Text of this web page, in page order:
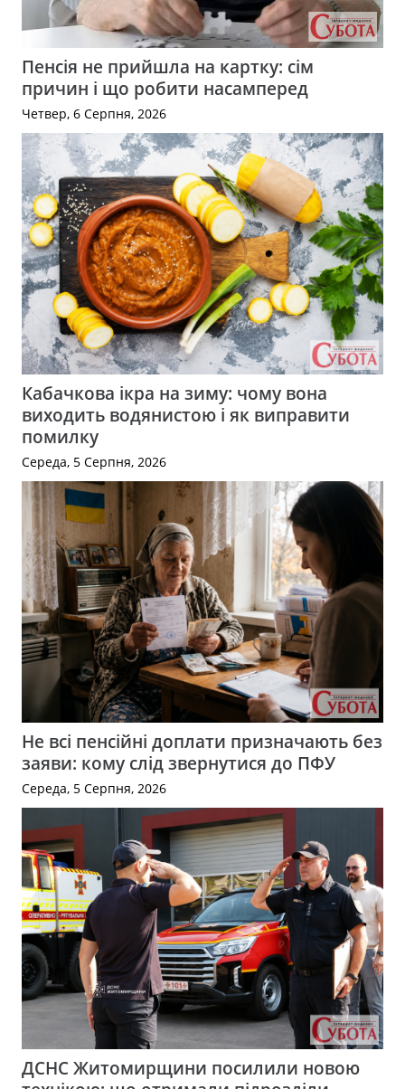
Пенсія не прийшла на картку: сім
причин і що робити насамперед
Четвер, 6 Серпня, 2026
Кабачкова ікра на зиму: чому вона
виходить водянистою і як виправити
помилку
Середа, 5 Серпня, 2026
Не всі пенсійні доплати призначають без
заяви: кому слід звернутися до ПФУ
Середа, 5 Серпня, 2026
ДСНС Житомирщини посилили новою